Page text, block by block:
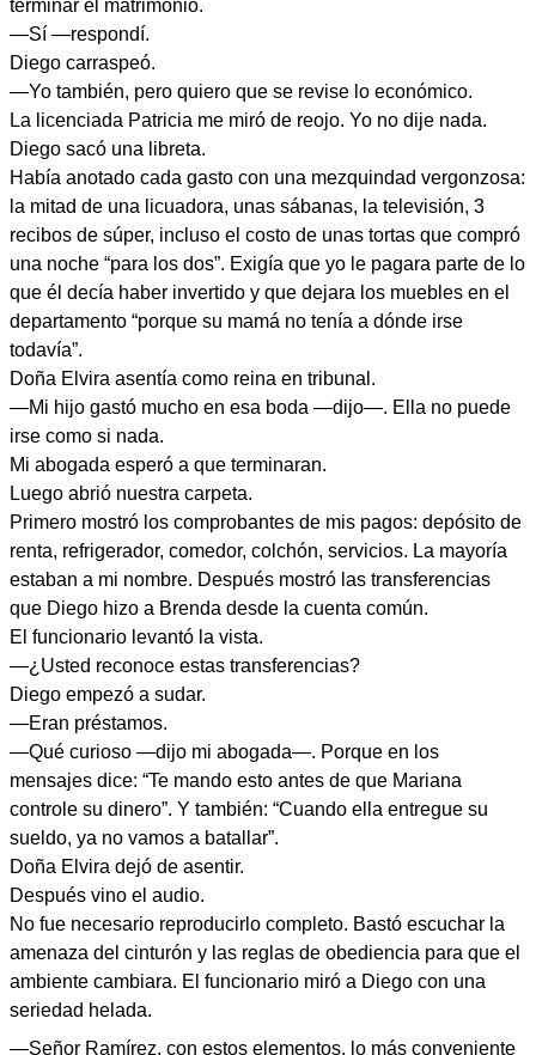
terminar el matrimonio.
—Sí —respondí.
Diego carraspeó.
—Yo también, pero quiero que se revise lo económico.
La licenciada Patricia me miró de reojo. Yo no dije nada.
Diego sacó una libreta.
Había anotado cada gasto con una mezquindad vergonzosa:
la mitad de una licuadora, unas sábanas, la televisión, 3
recibos de súper, incluso el costo de unas tortas que compró
una noche “para los dos”. Exigía que yo le pagara parte de lo
que él decía haber invertido y que dejara los muebles en el
departamento “porque su mamá no tenía a dónde irse
todavía”.
Doña Elvira asentía como reina en tribunal.
—Mi hijo gastó mucho en esa boda —dijo—. Ella no puede
irse como si nada.
Mi abogada esperó a que terminaran.
Luego abrió nuestra carpeta.
Primero mostró los comprobantes de mis pagos: depósito de
renta, refrigerador, comedor, colchón, servicios. La mayoría
estaban a mi nombre. Después mostró las transferencias
que Diego hizo a Brenda desde la cuenta común.
El funcionario levantó la vista.
—¿Usted reconoce estas transferencias?
Diego empezó a sudar.
—Eran préstamos.
—Qué curioso —dijo mi abogada—. Porque en los
mensajes dice: “Te mando esto antes de que Mariana
controle su dinero”. Y también: “Cuando ella entregue su
sueldo, ya no vamos a batallar”.
Doña Elvira dejó de asentir.
Después vino el audio.
No fue necesario reproducirlo completo. Bastó escuchar la
amenaza del cinturón y las reglas de obediencia para que el
ambiente cambiara. El funcionario miró a Diego con una
seriedad helada.
—Señor Ramírez, con estos elementos, lo más conveniente